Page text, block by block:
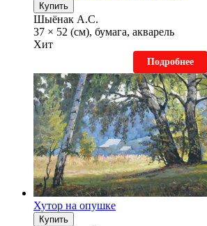
Купить
Шыёнак А.С.
37 × 52 (см), бумага, акварель
Хит
Подробнее
Хутор на опушке
Купить